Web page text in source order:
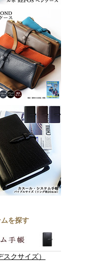
を探す
スクサイズ）